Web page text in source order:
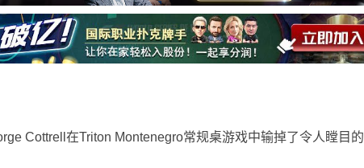
Cottrell在Triton Montenegro常规桌游戏中输掉了令人瞠目的